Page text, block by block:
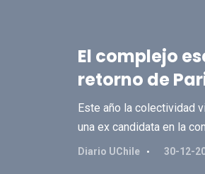
El complejo
retorno de
Este año la colectividad
una ex candidata en la
Diario UChile 30-12-